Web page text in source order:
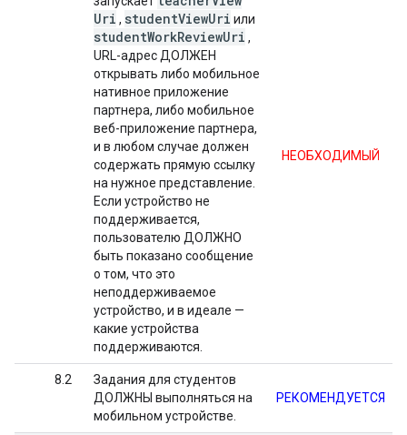
Uri , studentViewUri или
studentWorkReviewUri ,
URL-адрес ДОЛЖЕН
открывать либо мобильное
нативное приложение
партнера, либо мобильное
веб-приложение партнера,
и в любом случае должен
содержать прямую ссылку
на нужное представление.
Если устройство не
поддерживается,
пользователю ДОЛЖНО
быть показано сообщение
о том, что это
неподдерживаемое
устройство, и в идеале —
какие устройства
поддерживаются.
НЕОБХОДИМЫЙ
8.2
Задания для студентов
ДОЛЖНЫ выполняться на
мобильном устройстве.
РЕКОМЕНДУЕТСЯ